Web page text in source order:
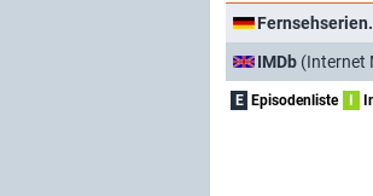
IMDb (Internet
E Episodenliste